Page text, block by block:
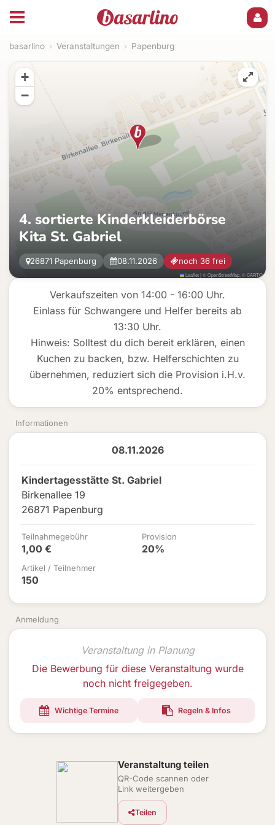
basarlino › Veranstaltungen › Papenburg
Verkaufszeiten von 14:00 - 16:00 Uhr.
Einlass für Schwangere und Helfer bereits ab
13:30 Uhr.
Hinweis: Solltest du dich bereit erklären, einen
Kuchen zu backen, bzw. Helferschichten zu
übernehmen, reduziert sich die Provision i.H.v.
20% entsprechend.
Informationen
Anmeldung
08.11.2026
Kindertagesstätte St. Gabriel
Birkenallee 19
26871 Papenburg
Teilnahmegebühr
1,00 €
Provision
20%
Artikel / Teilnehmer
150
Veranstaltung in Planung
Die Bewerbung für diese Veranstaltung wurde
noch nicht freigegeben.
Wichtige Termine Regeln & Infos
4. sortierte Kinderkleiderbörse
Kita St. Gabriel
26871 Papenburg 08.11.2026 noch 36 frei
+
−
Leaflet|©OpenStreetMap , ©CARTO
Veranstaltung teilen
QR-Code scannen oder
Link weitergeben
Teilen